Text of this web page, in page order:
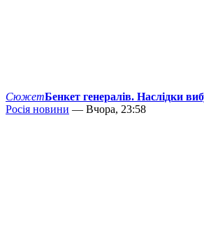
СюжетБенкет генералів. Наслідки
Росія новини — Вчора, 23:58